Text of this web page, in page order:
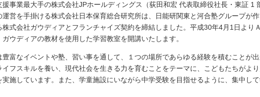
援事業最大手の株式会社JPホールディングス（荻田和宏 代表取締役社長・東証 1
運営を手掛ける株式会社日本保育総合研究所は、日能研関東と河合塾グループが
株式会社ガウディアとフランチャイズ契約を締結しました。平成30年4月1日より
ガウディアの教材を使用した学習教室を開講いたします。
豊富なイベントや塾、習い事を通して、１つの場所であらゆる経験を積むことが
イフスキルを養い、現代社会を生きる力を育むことをテーマに、こどもたちがよ
実施しています。また、学童施設にいながら中学受験を目指せるように、集中し